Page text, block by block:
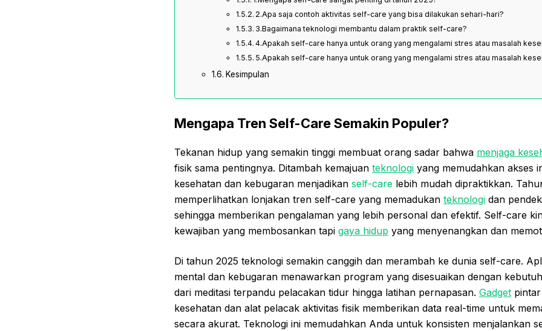
2.Apa saja contoh aktivitas self-care yang bisa dilakukan sehari-hari?
3.Bagaimana teknologi membantu dalam praktik self-care?
4.Apakah self-care hanya untuk orang yang mengalami stres atau masalah
5.Apakah self-care hanya untuk orang yang mengalami stres atau masalah
Kesimpulan
Mengapa Tren Self-Care Semakin Populer?
Tekanan hidup yang semakin tinggi membuat orang sadar bahwa menjaga
fisik sama pentingnya. Ditambah kemajuan teknologi yang memudahkan akses
kesehatan dan kebugaran menjadikan self-care lebih mudah dipraktikkan.
memperlihatkan lonjakan tren self-care yang memadukan teknologi dan
sehingga memberikan pengalaman yang lebih personal dan efektif. Self-care
kewajiban yang membosankan tapi gaya hidup yang menyenangkan dan
Di tahun 2025 teknologi semakin canggih dan merambah ke dunia self-care.
mental dan kebugaran menawarkan program yang disesuaikan dengan
dari meditasi terpandu pelacakan tidur hingga latihan pernapasan. Gadget
kesehatan dan alat pelacak aktivitas fisik memberikan data real-time untuk
secara akurat. Teknologi ini memudahkan Anda untuk konsisten menjalankan